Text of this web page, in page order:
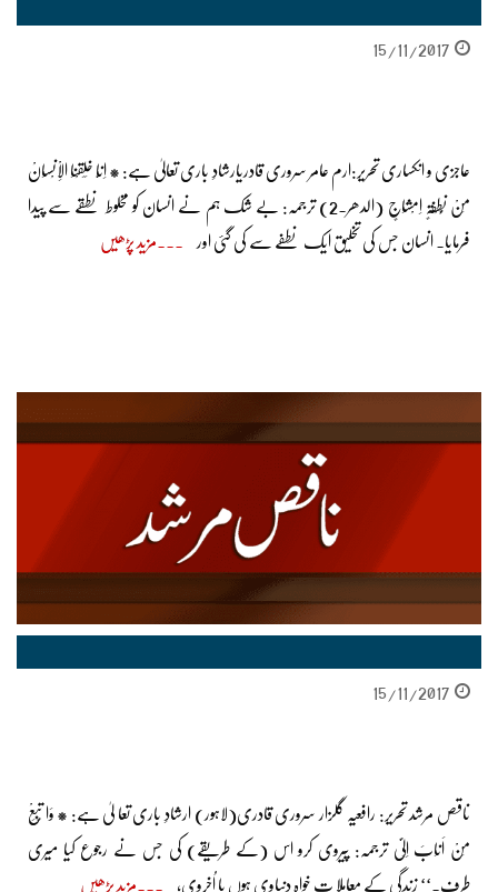
15/11/2017
عاجزی و انکساری تحریر:ارم عامر سروری قادریارشادِ باری تعالیٰ ہے: * اِنَّا خَلَقْنَا الْاِنْسَانْ
مِنْ نُّطْفَۃٍ اِمْشَاجٍ (الدھر۔2) ترجمہ: بے شک ہم نے انسان کو مخلوط نطقے سے پیدا
فرمایا۔ انسان جس کی تخلیق ایک نطفے سے کی گئی اور مزید پڑھیں
15/11/2017
ناقص مرشد تحریر: رافعیہ گلزار سروری قادری(لاہور) ارشادِ باری تعا لیٰ ہے: * وَا تَّبِعْ
مَنْ اَنَابَ اِلَیَّ ترجمہ: پیروی کرو اس (کے طریقے) کی جس نے رجوع کیا میری
طرف۔‘‘ زندگی کے معاملا ت خواہ دنیاوی ہوں یا اُخروی، مزید پڑھیں